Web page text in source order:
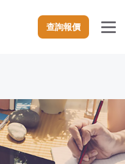
查詢報價